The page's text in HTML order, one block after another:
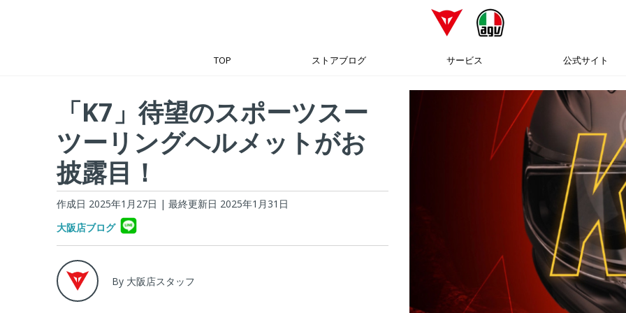
TOP ストアブログ サービス 公式サイト
「K7」待望のスポーツスー
ツーリングヘルメットがお
披露目！
作成日 2025年1月27日 | 最終更新日 2025年1月31日
大阪店ブログ
By 大阪店スタッフ